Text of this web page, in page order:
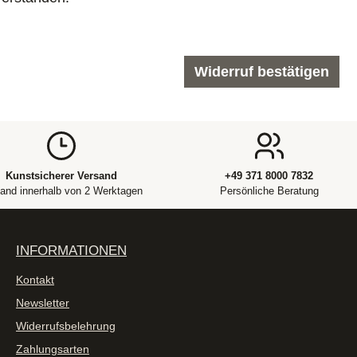
Widerruf bestätigen
Kunstsicherer Versand
innerhalb von 2 Werktagen
+49 371 8000 7832
Persönliche Beratung
INFORMATIONEN
Kontakt
Newsletter
Widerrufsbelehrung
Zahlungsarten